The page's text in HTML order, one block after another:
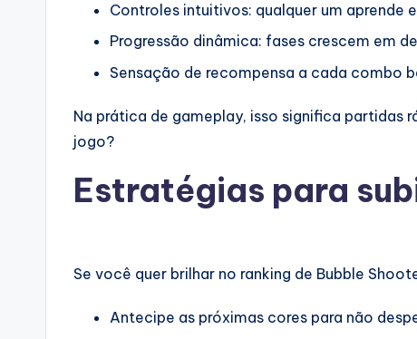
Controles intuitivos: qualquer um aprende
Progressão dinâmica: fases crescem em
Sensação de recompensa a cada combo
Na prática de gameplay, isso significa partidas
jogo?
Estratégias para
Se você quer brilhar no ranking de Bubble
Antecipe as próximas cores para não